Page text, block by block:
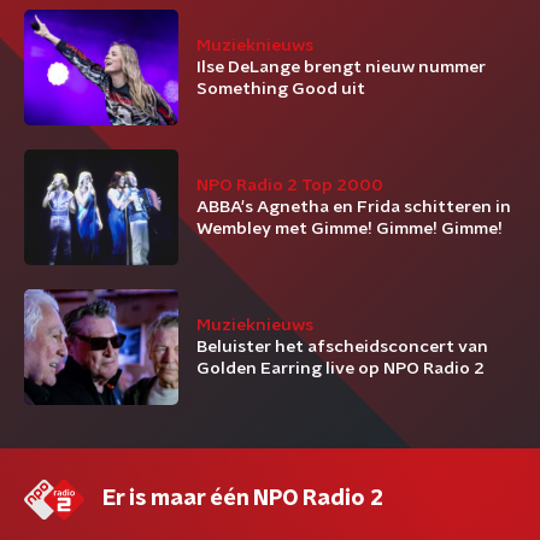
Muzieknieuws
Ilse DeLange brengt nieuw nummer
Something Good uit
NPO Radio 2 Top 2000
ABBA's Agnetha en Frida schitteren in
Wembley met Gimme! Gimme! Gimme!
Muzieknieuws
Beluister het afscheidsconcert van
Golden Earring live op NPO Radio 2
Er is maar één NPO Radio 2